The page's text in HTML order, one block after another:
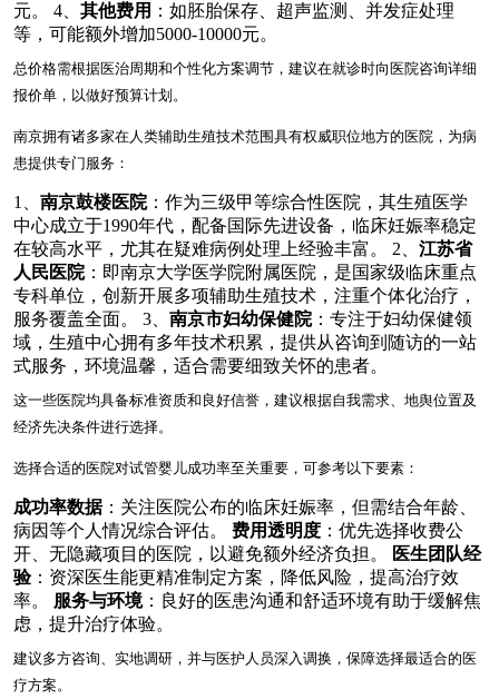
元。 4、其他费用 ：如胚胎保存、超声监测、并发症处理
等，可能额外增加5000-10000元。
总价格需根据医治周期和个性化方案调节，建议在就诊时向医院咨询详细
报价单，以做好预算计划。
南京拥有诸多家在人类辅助生殖技术范围具有权威职位地方的医院，为病
患提供专门服务：
1、南京鼓楼医院：作为三级甲等综合性医院，其生殖医学
中心成立于1990年代，配备国际先进设备，临床妊娠率稳定
在较高水平，尤其在疑难病例处理上经验丰富。 2、江苏省
人民医院：即南京大学医学院附属医院，是国家级临床重点
专科单位，创新开展多项辅助生殖技术，注重个体化治疗，
服务覆盖全面。 3、南京市妇幼保健院：专注于妇幼保健领
域，生殖中心拥有多年技术积累，提供从咨询到随访的一站
式服务，环境温馨，适合需要细致关怀的患者。
这一些医院均具备标准资质和良好信誉，建议根据自我需求、地舆位置及
经济先决条件进行选择。
选择合适的医院对试管婴儿成功率至关重要，可参考以下要素：
成功率数据：关注医院公布的临床妊娠率，但需结合年龄、
病因等个人情况综合评估。费用透明度 ：优先选择收费公
开、无隐藏项目的医院，以避免额外经济负担。
医生团队经
验：资深医生能更精准制定方案，降低风险，提高治疗效
率。 服务与环境：良好的医患沟通和舒适环境有助于缓解焦
虑，提升治疗体验。
建议多方咨询、实地调研，并与医护人员深入调换，保障选择最适合的医
疗方案。